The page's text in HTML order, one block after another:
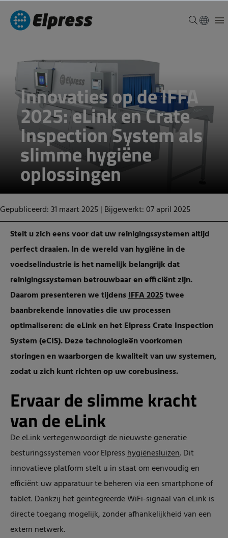
Innovaties op de IFFA
2025: eLink en Crate
Inspection System als
slimme hygiëne
oplossingen
Gepubliceerd: 31 maart 2025| Bijgewerkt: 07 april 2025
Stelt u zich eens voor dat uw reinigingssystemen altijd
perfect draaien. In de wereld van hygiëne in de
voedselindustrie is het namelijk belangrijk dat
reinigingssystemen betrouwbaar en efficiënt zijn.
Daarom presenteren we tijdensIFFA 2025twee
baanbrekende innovaties die uw processen
optimaliseren: de eLink en het Elpress Crate Inspection
System (eCIS). Deze technologieën voorkomen
storingen en waarborgen de kwaliteit van uw systemen,
zodat u zich kunt richten op uw corebusiness.
Ervaar de slimme kracht
van de eLink
DeeLinkvertegenwoordigt de nieuwste generatie
besturingssystemen voor Elpresshygiënesluizen. Dit
innovatieve platform stelt u in staat om eenvoudig en
efficiënt uw apparatuur te beheren via een smartphone of
tablet. Dankzij het geïntegreerde WiFi-signaal van eLink is
directe toegang mogelijk, zonder afhankelijkheid van een
extern netwerk.